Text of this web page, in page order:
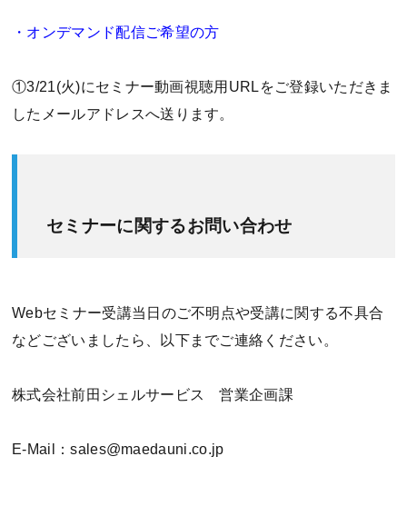
・オンデマンド配信ご希望の方
①3/21(火)にセミナー動画視聴用URLをご登録いただきま
したメールアドレスへ送ります。
セミナーに関するお問い合わせ
Webセミナー受講当日のご不明点や受講に関する不具合
などございましたら、以下までご連絡ください。
株式会社前田シェルサービス 営業企画課
E-Mail：sales@maedauni.co.jp